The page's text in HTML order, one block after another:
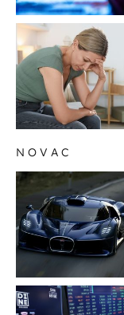
NOVAC